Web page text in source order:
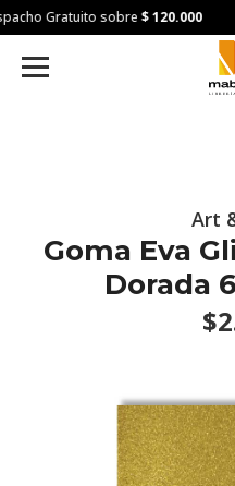
Gratuito sobre$ 120.000
Art
Goma Eva
Dorada